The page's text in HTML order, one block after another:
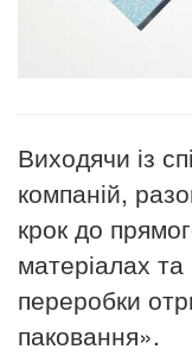
Виходячи із
компаній,
крок до
матеріалах
переробки
паковання».